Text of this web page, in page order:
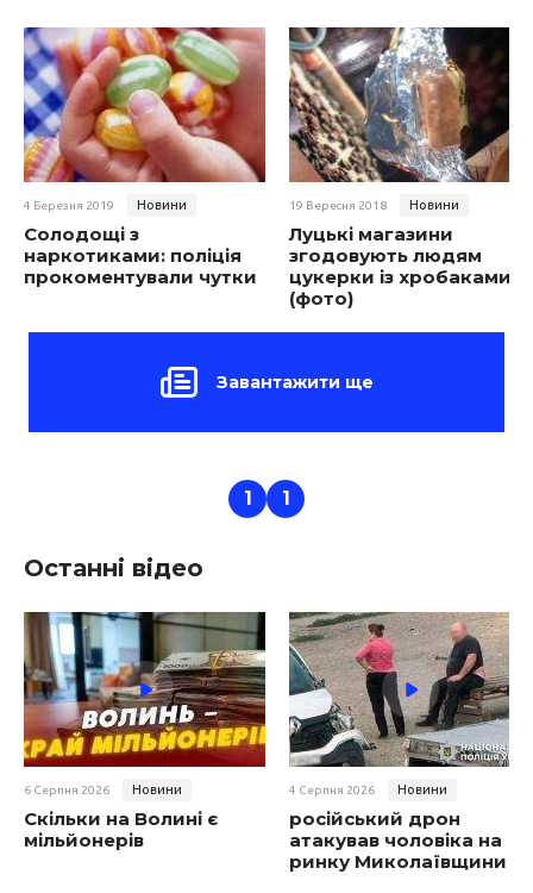
4 Березня 2019 Новини
Солодощі з
наркотиками: поліція
прокоментували чутки
19 Вересня 2018 Новини
Луцькі магазини
згодовують людям
цукерки із хробаками
(фото)
Завантажити ще
1 1
Останні відео
6 Серпня 2026 Новини
Скільки на Волині є
мільйонерів
4 Серпня 2026 Новини
російський дрон
атакував чоловіка на
ринку Миколаївщини